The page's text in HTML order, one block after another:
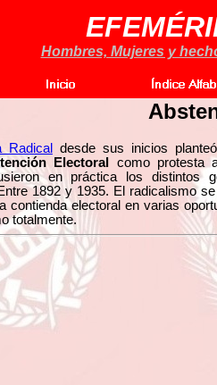
Hombres, Mujeres y
Radical
desde sus inicios
Electoral
como protesta
en práctica los distintos
1892 y 1935. El radicalismo
contienda electoral en varias
totalmente.